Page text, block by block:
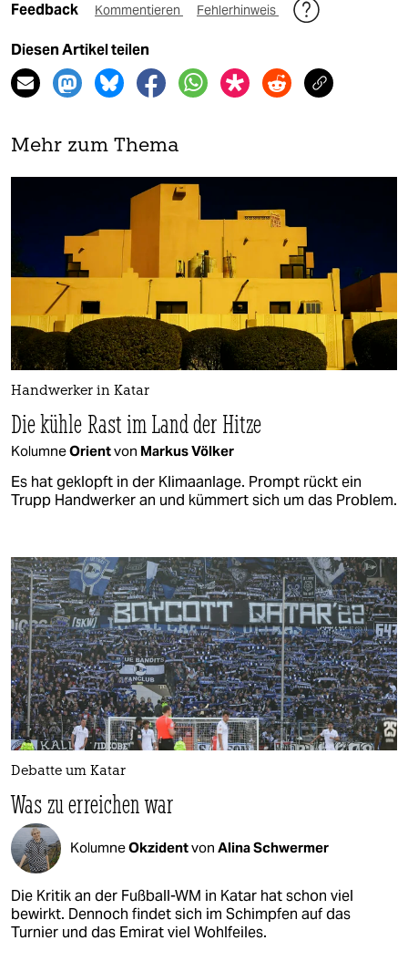
Feedback Kommentieren Fehlerhinweis
Diesen Artikel teilen
Mehr zum Thema
Handwerker in Katar
Die kühle Rast im Land der Hitze
KolumneOrientvon Markus Völker
Es hat geklopft in der Klimaanlage. Prompt rückt ein
Trupp Handwerker an und kümmert sich um das Problem.
Debatte um Katar
Was zu erreichen war
KolumneOkzidentvon Alina Schwermer
Die Kritik an der Fußball-WM in Katar hat schon viel
bewirkt. Dennoch findet sich im Schimpfen auf das
Turnier und das Emirat viel Wohlfeiles.